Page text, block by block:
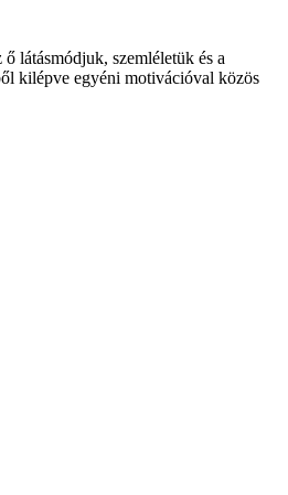
látásmódjuk, szemléletük és a
kilépve egyéni motivációval közös